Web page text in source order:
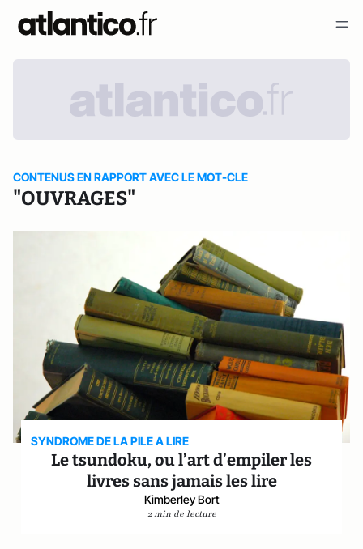
CONTENUS EN RAPPORT AVEC LE MOT-CLE
"OUVRAGES"
SYNDROME DE LA PILE A LIRE
Le tsundoku, ou l’art d’empiler les
livres sans jamais les lire
Kimberley Bort
2 min de lecture